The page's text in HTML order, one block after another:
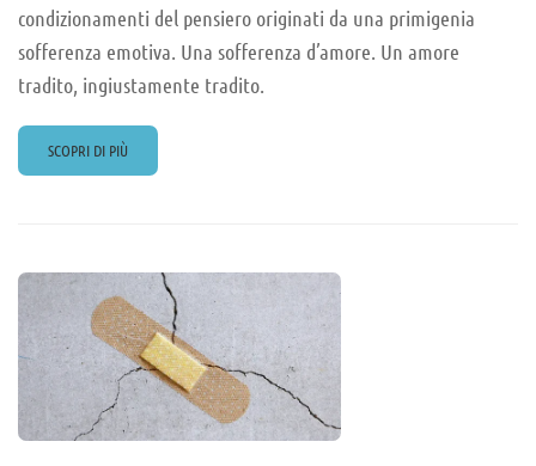
condizionamenti del pensiero originati da una primigenia
sofferenza emotiva. Una sofferenza d’amore. Un amore
tradito, ingiustamente tradito.
READ
MORE
AL
PENSIERO
UNICO
SCOPRI DI PIÙ